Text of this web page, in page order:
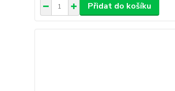
Přidat do košíku